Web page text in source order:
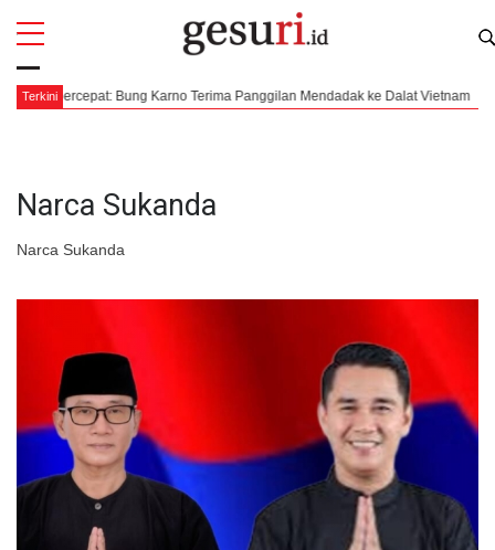
Terkini Bung Karno Terima Panggilan Mendadak ke Dalat Vietnam
Narca Sukanda
Narca Sukanda
All